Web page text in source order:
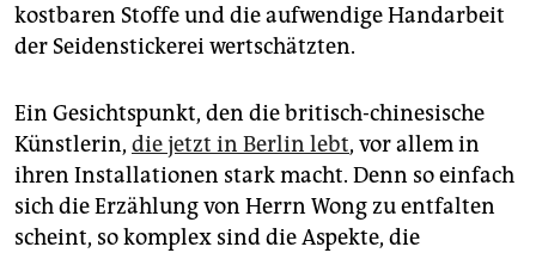
kostbaren Stoffe und die aufwendige Handarbeit
der Seidenstickerei wertschätzten.
Ein Gesichtspunkt, den die britisch-chinesische
Künstlerin, die jetzt in Berlin lebt, vor allem in
ihren Installationen stark macht. Denn so einfach
sich die Erzählung von Herrn Wong zu entfalten
scheint, so komplex sind die Aspekte, die